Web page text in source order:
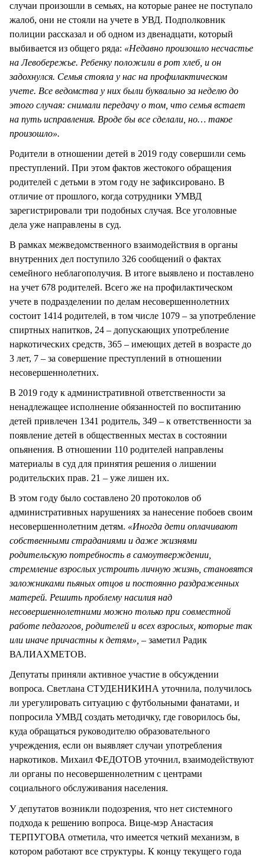
случаи произошли в семьях, на которые ранее не поступало
жалоб, они не стояли на учете в УВД. Подполковник
полиции рассказал и об одном из двенадцати, который
выбивается из общего ряда: «Недавно произошло несчастье
на Левобережье. Ребенку положили в рот хлеб, и он
задохнулся. Семья стояла у нас на профилактическом
учете. Все ведомства у них были буквально за неделю до
этого случая: снимали передачу о том, что семья встает
на путь исправления. Вроде бы все сделали, но… такое
произошло».
Родители в отношении детей в 2019 году совершили семь
преступлений. При этом фактов жестокого обращения
родителей с детьми в этом году не зафиксировано. В
отличие от прошлого, когда сотрудники УМВД
зарегистрировали три подобных случая. Все уголовные
дела уже направлены в суд.
В рамках межведомственного взаимодействия в органы
внутренних дел поступило 326 сообщений о фактах
семейного неблагополучия. В итоге выявлено и поставлено
на учет 678 родителей. Всего же на профилактическом
учете в подразделении по делам несовершеннолетних
состоит 1414 родителей, в том числе 1079 – за употребление
спиртных напитков, 24 – допускающих употребление
наркотических средств, 365 – имеющих детей в возрасте до
3 лет, 7 – за совершение преступлений в отношении
несовершеннолетних.
В 2019 году к административной ответственности за
ненадлежащее исполнение обязанностей по воспитанию
детей привлечен 1341 родитель, 349 – к ответственности за
появление детей в общественных местах в состоянии
опьянения. В отношении 110 родителей направлены
материалы в суд для принятия решения о лишении
родительских прав. 21 – уже лишен их.
В этом году было составлено 20 протоколов об
административных нарушениях за нанесение побоев своим
несовершеннолетним детям. «Иногда дети оплачивают
собственными страданиями и даже жизнями
родительскую потребность в самоутверждении,
стремление взрослых устроить личную жизнь, становятся
заложниками пьяных отцов и постоянно раздраженных
матерей. Решить проблему насилия над
несовершеннолетними можно только при совместной
работе педагогов, родителей и всех взрослых, которые так
или иначе причастны к детям», – заметил Радик
ВАЛИАХМЕТОВ.
Депутаты приняли активное участие в обсуждении
вопроса. Светлана СТУДЕНИКИНА уточнила, получилось
ли урегулировать ситуацию с футбольными фанатами, и
попросила УМВД создать методичку, где говорилось бы,
куда обращаться руководителю образовательного
учреждения, если он выявляет случаи употребления
наркотиков. Михаил ФЕДОТОВ уточнил, взаимодействуют
ли органы по несовершеннолетним с центрами
социального обслуживания населения.
У депутатов возникли подозрения, что нет системного
подхода к решению вопроса. Вице-мэр Анастасия
ТЕРПУГОВА отметила, что имеется четкий механизм, в
котором работают все структуры. К концу текущего года